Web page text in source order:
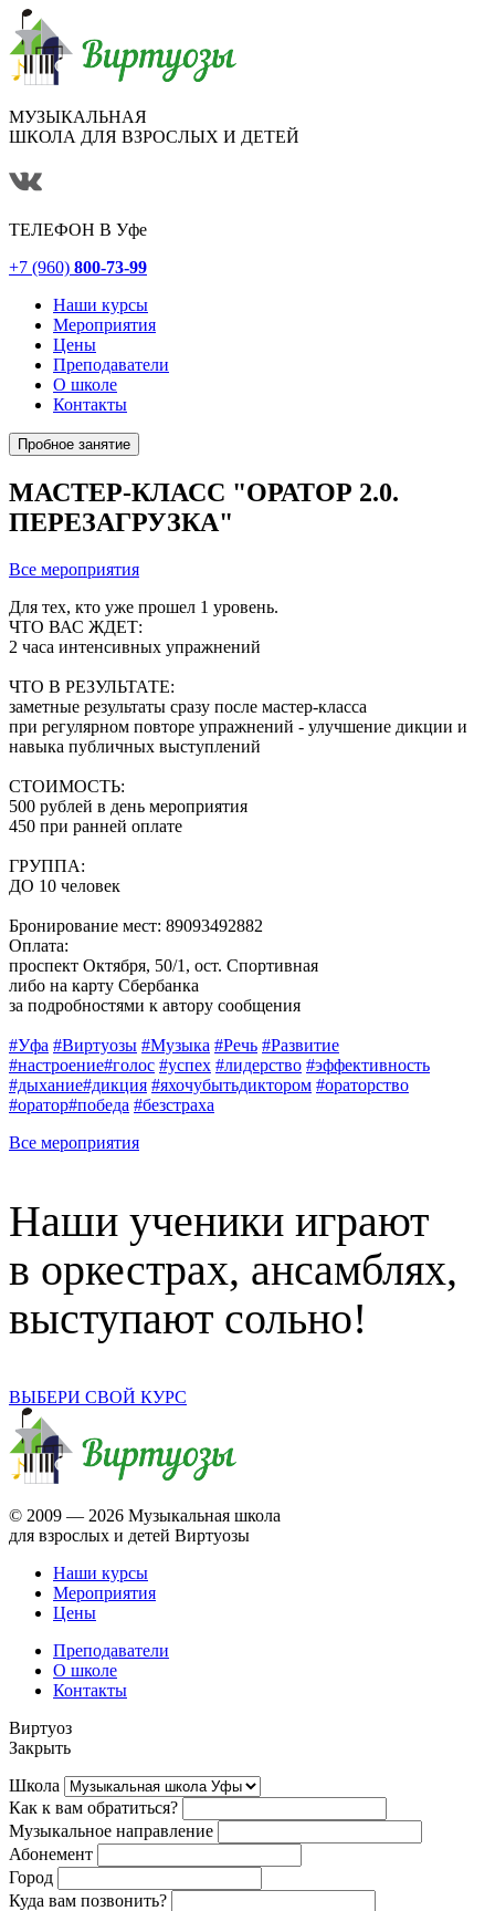
МУЗЫКАЛЬНАЯ
ШКОЛА ДЛЯ ВЗРОСЛЫХ И ДЕТЕЙ
ТЕЛЕФОН В Уфе
+7 (960) 800-73-99
Наши курсы
Мероприятия
Цены
Преподаватели
О школе
Контакты
Пробное занятие
МАСТЕР-КЛАСС "ОРАТОР 2.0.
ПЕРЕЗАГРУЗКА"
Все мероприятия
Для тех, кто уже прошел 1 уровень.
ЧТО ВАС ЖДЕТ:
2 часа интенсивных упражнений
ЧТО В РЕЗУЛЬТАТЕ:
заметные результаты сразу после мастер-класса
при регулярном повторе упражнений - улучшение дикции и
навыка публичных выступлений
СТОИМОСТЬ:
500 рублей в день мероприятия
450 при ранней оплате
ГРУППА:
ДО 10 человек
Бронирование мест: 89093492882
Оплата:
проспект Октября, 50/1, ост. Спортивная
либо на карту Сбербанка
за подробностями к автору сообщения
#Уфа #Виртуозы #Музыка #Речь #Развитие
#настроение#голос #успех #лидерство #эффективность
#дыхание#дикция #яхочубытьдиктором #ораторство
#оратор#победа #безстраха
Все мероприятия
Наши ученики играют
в оркестрах, ансамблях,
выступают сольно!
ВЫБЕРИ СВОЙ КУРС
© 2009 — 2026 Музыкальная школа
для взрослых и детей Виртуозы
Наши курсы
Мероприятия
Цены
Преподаватели
О школе
Контакты
Виртуоз
Закрыть
Школа
Как к вам обратиться?
Музыкальное направление
Абонемент
Город
Куда вам позвонить?